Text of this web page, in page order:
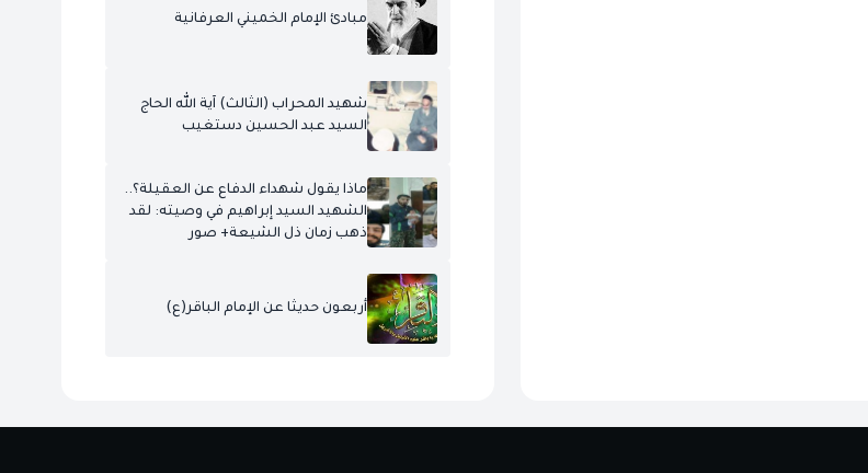
مبادئ الإمام الخميني العرفانية
شهيد المحراب (الثالث) آية الله الحاج
السيد عبد الحسين دستغيب
ماذا يقول شهداء الدفاع عن العقيلة؟..
الشهيد السيد إبراهيم في وصيته: لقد
ذهب زمان ذل الشيعة+ صور
أربعون حديثا عن الإمام الباقر(ع)